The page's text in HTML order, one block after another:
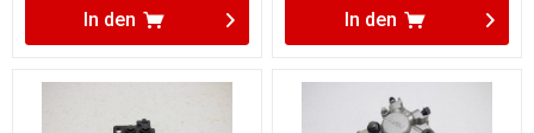
In den In den